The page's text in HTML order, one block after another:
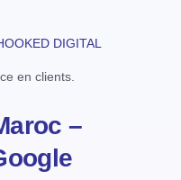
DIGITAL
en clients.
–